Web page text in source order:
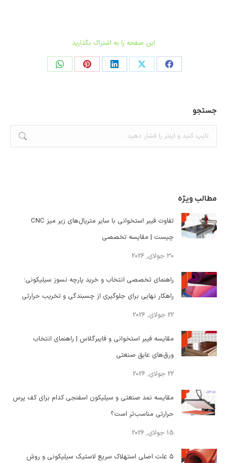
این صفحه را به اشتراک بگذارید
اشتراک اشتراک اشتراک اشتراک اشتراک
جستجو
جستجو:
مطالب ویژه
تفاوت فیبر استخوانی با سایر متریال‌های زیر میز CNC
چیست | مقایسه تخصصی
30 جولای, 2026
راهنمای تخصصی انتخاب و خرید پارچه نسوز سیلیکونی؛
راهکار نهایی برای جلوگیری از چسبندگی و تخریب حرارتی
22 جولای, 2026
مقایسه فیبر استخوانی و فایبرگلاس | راهنمای انتخاب
ورق‌های عایق صنعتی
22 جولای, 2026
مقایسه نمد صنعتی و سیلیکون اسفنجی کدام برای کف پرس
حرارتی مناسب‌تر است؟
15 جولای, 2026
۵ علت اصلی استهلاک سریع لاستیک سیلیکونی و روش